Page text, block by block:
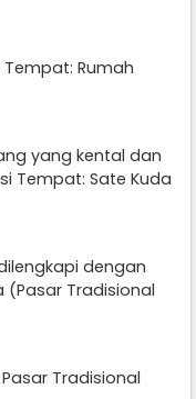
Rumah
yang kental dan
Tempat: Sate Kuda
dengan
(Pasar Tradisional
Tradisional